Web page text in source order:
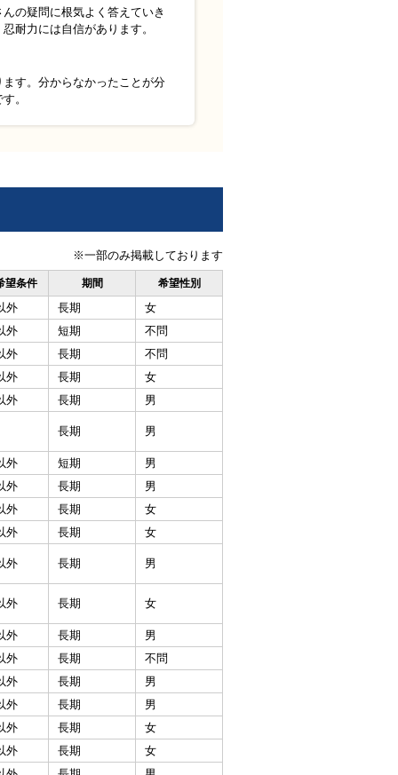
の疑問に根気よく答えていき
耐力には自信があります。
す。分からなかったことが分
。
※一部のみ掲載しております
望条件 期間 希望性別
外 長期
女
外 短期
不問
外 長期
不問
外 長期
女
外 長期 男
長期 男
外 短期
男
外 長期
男
外 長期
女
外 長期 女
外 長期 男
外 長期 女
外 長期
男
外 長期
不問
外 長期
男
外 長期
男
外 長期
女
外 長期
女